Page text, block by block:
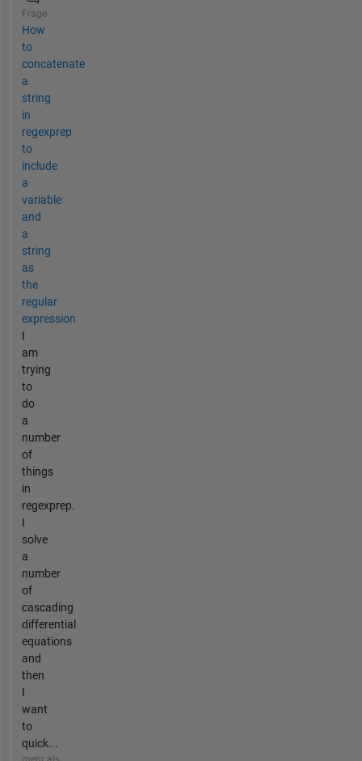
Frage
How
to
concatenate
a
string
in
regexprep
to
include
a
variable
and
a
string
as
the
regular
expression
I
am
trying
to
do
a
number
of
things
in
regexprep.
I
solve
a
number
of
cascading
differential
equations
and
then
I
want
to
quick...